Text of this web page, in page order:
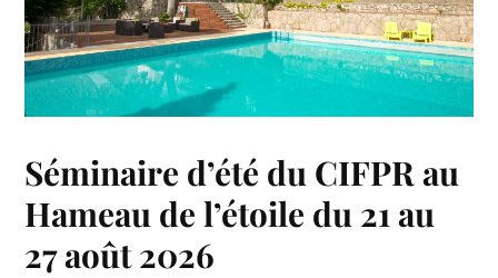
Séminaire d’été du CIFPR au
Hameau de l’étoile du 21 au
27 août 2026